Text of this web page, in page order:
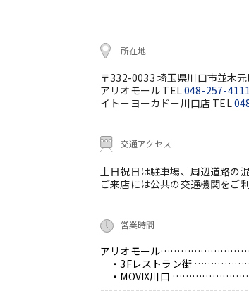
所在地
〒332-0033 埼玉県川口市並木
アリオモール TEL048-257-4111
イトーヨーカドー川口店 TEL
交通アクセス
土日祝日は駐車場、周辺道路の
ご来店には公共の交通機関をご
営業時間
アリオモール
・3Fレストラン街
・MOVIX川口